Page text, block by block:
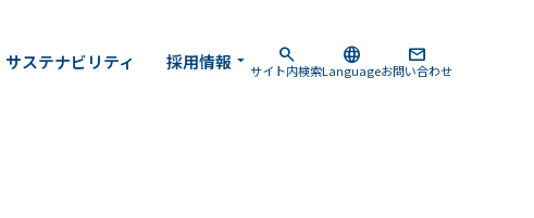
search
サイト内検索
language
Language
mail
お問い合わせ
サステナビリティ 採用情報 arrow_drop_down search
サイト内検索
language
Language
mail
お問い合わせ
サステナビリティ 採用情報 arrow_drop_down